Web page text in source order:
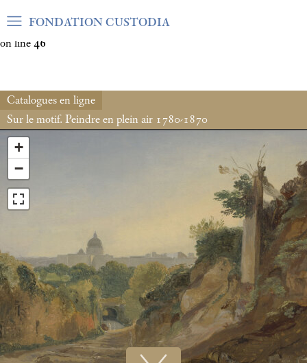
Warning: Undefined array key "var_mode" in
on line 46
FONDATION CUSTODIA
Catalogues en ligne
Sur le motif. Peindre en plein air 1780-1870
+
−